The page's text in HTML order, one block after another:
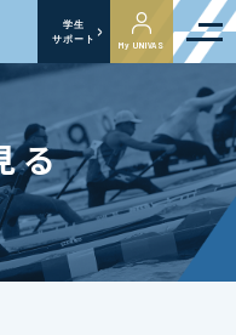
学生
サポート
My UNIVAS
る